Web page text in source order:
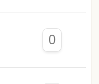
0